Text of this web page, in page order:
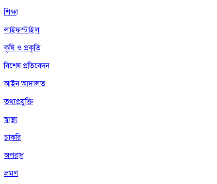
শিক্ষা
লাইফস্টাইল
কৃষি ও প্রকৃতি
বিশেষ প্রতিবেদন
আইন আদালত
তথ্যপ্রযুক্তি
স্বাস্থ্য
চাকরি
অপরাধ
ভ্রমণ